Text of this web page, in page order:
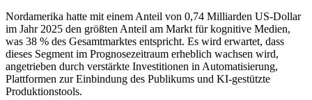
Nordamerika hatte mit einem Anteil von 0,74 Milliarden US-Dollar
im Jahr 2025 den größten Anteil am Markt für kognitive Medien,
was 38 % des Gesamtmarktes entspricht. Es wird erwartet, dass
dieses Segment im Prognosezeitraum erheblich wachsen wird,
angetrieben durch verstärkte Investitionen in Automatisierung,
Plattformen zur Einbindung des Publikums und KI-gestützte
Produktionstools.